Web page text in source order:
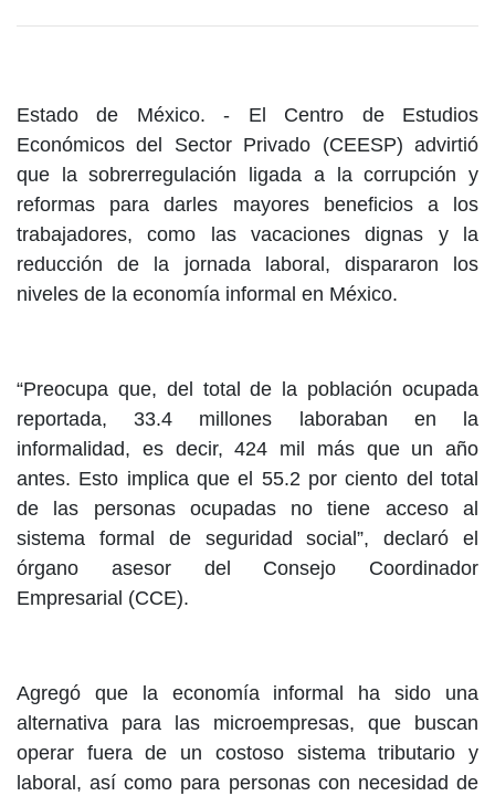
Estado de México. - El Centro de Estudios
Económicos del Sector Privado (CEESP) advirtió
que la sobrerregulación ligada a la corrupción y
reformas para darles mayores beneficios a los
trabajadores, como las vacaciones dignas y la
reducción de la jornada laboral, dispararon los
niveles de la economía informal en México.
“Preocupa que, del total de la población ocupada
reportada, 33.4 millones laboraban en la
informalidad, es decir, 424 mil más que un año
antes. Esto implica que el 55.2 por ciento del total
de las personas ocupadas no tiene acceso al
sistema formal de seguridad social”, declaró el
órgano asesor del Consejo Coordinador
Empresarial (CCE).
Agregó que la economía informal ha sido una
alternativa para las microempresas, que buscan
operar fuera de un costoso sistema tributario y
laboral, así como para personas con necesidad de